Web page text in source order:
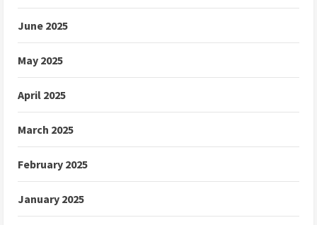
June 2025
May 2025
April 2025
March 2025
February 2025
January 2025